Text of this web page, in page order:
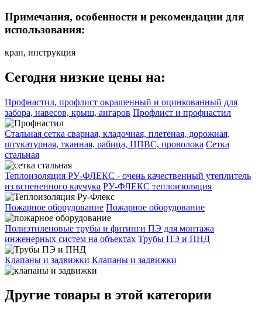
Примечания, особенности и рекомендации для
использования:
кран, инструкция
Сегодня низкие цены на:
Профнастил, профлист окрашенный и оцинкованный для
забора, навесов, крыш, ангаров Профлист и профнастил
Стальная сетка сварная, кладочная, плетеная, дорожная,
штукатурная, тканная, рабица, ЦПВС, проволока Сетка
стальная
Теплоизоляция РУ-ФЛЕКС - очень качественный утеплитель
из вспененного каучука РУ-ФЛЕКС теплоизоляция
Пожарное оборудование Пожарное оборудование
Полиэтиленовые трубы и фитинги ПЭ для монтажа
инженерных систем на объектах Трубы ПЭ и ПНД
Клапаны и задвижки Клапаны и задвижки
Другие товары в этой категории